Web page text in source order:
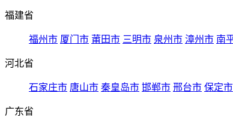
福建省
福州市 厦门市 莆田市 三明市 泉州市 漳州市 南
河北省
石家庄市 唐山市 秦皇岛市 邯郸市 邢台市 保定市
广东省